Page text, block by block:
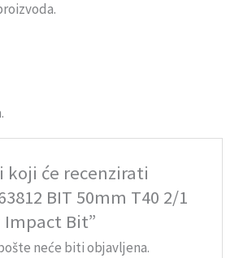
koji će recenzirati
BIT 50mm T40 2/1
Impact Bit”
neće biti objavljena.